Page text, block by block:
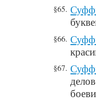
§65.
§66.
§67.